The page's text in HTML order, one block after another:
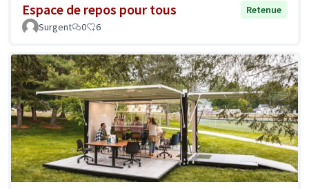
Espace de repos pour tous
Retenue
Surgent
0 6